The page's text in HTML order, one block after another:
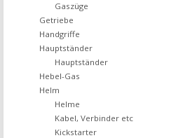
Gaszüge
Getriebe
Handgriffe
Hauptständer
Hauptständer
Hebel-Gas
Helm
Helme
Kabel, Verbinder etc
Kickstarter